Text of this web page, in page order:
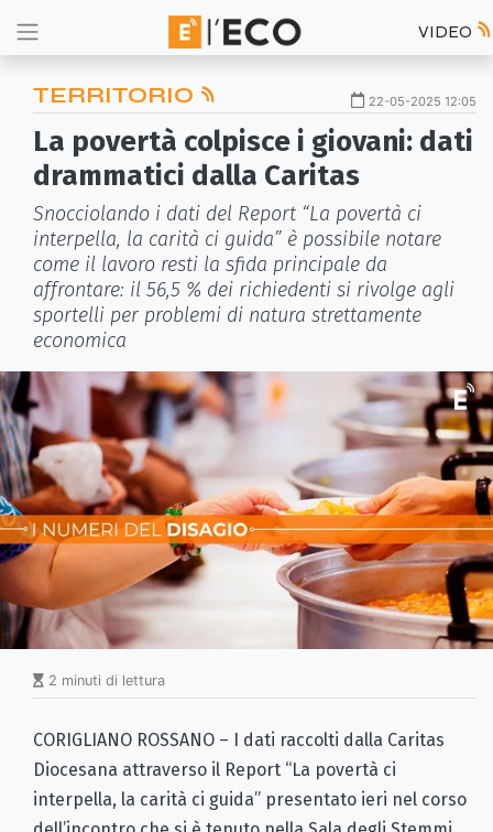
VIDEO
TERRITORIO 22-05-2025 12:05
La povertà colpisce i giovani: dati
drammatici dalla Caritas
Snocciolando i dati del Report “La povertà ci
interpella, la carità ci guida” è possibile notare
come il lavoro resti la sfida principale da
affrontare: il 56,5 % dei richiedenti si rivolge agli
sportelli per problemi di natura strettamente
economica
2 minuti di lettura
CORIGLIANO ROSSANO – I dati raccolti dalla Caritas
Diocesana attraverso il Report “La povertà ci
interpella, la carità ci guida” presentato ieri nel corso